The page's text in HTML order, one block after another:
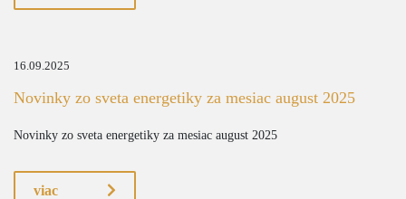
16.09.2025
Novinky zo sveta energetiky za mesiac august 2025
Novinky zo sveta energetiky za mesiac august 2025
viac